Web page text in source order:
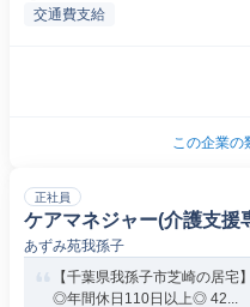
交通費支給
この企業の
正社員
ケアマネジャー(介護支援
あずみ苑我孫子
【千葉県我孫子市芝崎の居
◎年間休日110日以上◎ 42...